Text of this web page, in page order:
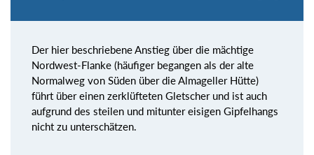
Der hier beschriebene Anstieg über die mächtige
Nordwest-Flanke (häufiger begangen als der alte
Normalweg von Süden über die Almageller Hütte)
führt über einen zerklüfteten Gletscher und ist auch
aufgrund des steilen und mitunter eisigen Gipfelhangs
nicht zu unterschätzen.